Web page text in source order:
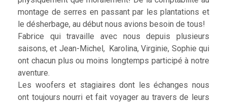
montage de serres en passant par les plantations et
le désherbage, au début nous avions besoin de tous!
Fabrice qui travaille avec nous depuis plusieurs
saisons, et Jean-Michel, Karolina, Virginie, Sophie qui
ont chacun plus ou moins longtemps participé à notre
aventure.
Les woofers et stagiaires dont les échanges nous
ont toujours nourri et fait voyager au travers de leurs